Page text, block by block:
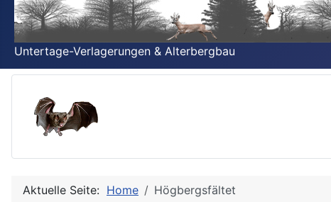
Untertage-Verlagerungen & Alterbergbau
Aktuelle Seite: Home Högbergsfältet